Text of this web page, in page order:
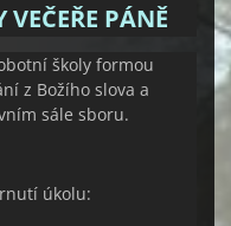
PÁNĚ
školy formou
z Božího slova a
sále sboru.
úkolu: